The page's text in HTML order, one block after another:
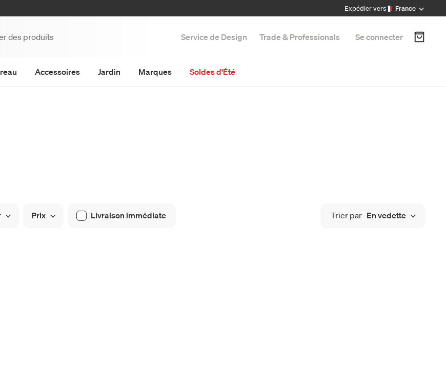
Expédier vers France
Service de Design Trade & Professionals Se connecter
Accessoires Jardin Marques Soldes d'Été
Prix Livraison immédiate Trier par En vedette